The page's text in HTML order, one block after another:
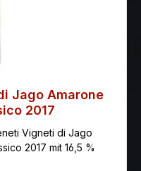
Jago Amarone
2017
Vigneti di Jago
2017 mit 16,5 %